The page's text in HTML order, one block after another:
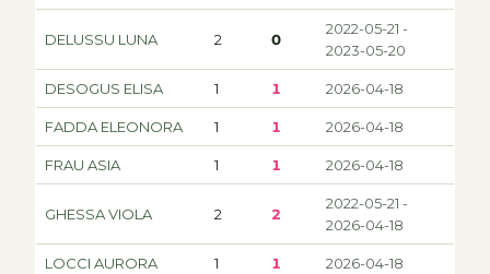
DELUSSU LUNA 2 0
2022-05-21 -
2023-05-20
DESOGUS ELISA 1 1 2026-04-18
FADDA ELEONORA 1 1 2026-04-18
FRAU ASIA 1 1 2026-04-18
GHESSA VIOLA 2 2
2022-05-21 -
2026-04-18
LOCCI AURORA 1 1 2026-04-18